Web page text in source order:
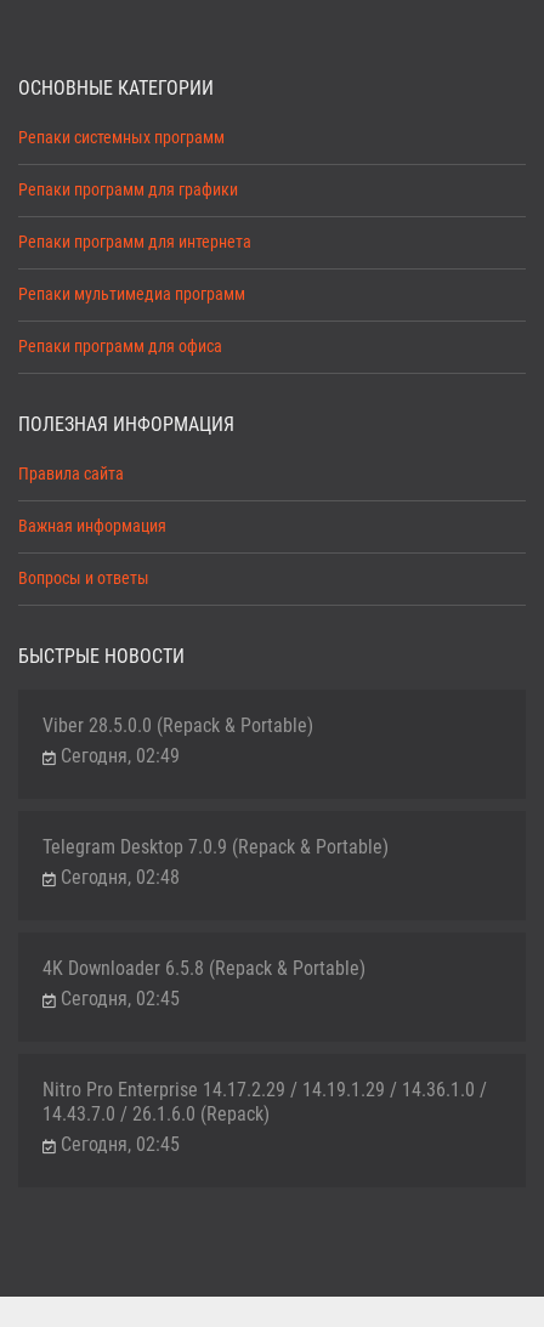
ОСНОВНЫЕ КАТЕГОРИИ
Репаки системных программ
Репаки программ для графики
Репаки программ для интернета
Репаки мультимедиа программ
Репаки программ для офиса
ПОЛЕЗНАЯ ИНФОРМАЦИЯ
Правила сайта
Важная информация
Вопросы и ответы
БЫСТРЫЕ НОВОСТИ
Viber 28.5.0.0 (Repack & Portable)
Сегодня, 02:49
Telegram Desktop 7.0.9 (Repack & Portable)
Сегодня, 02:48
4K Downloader 6.5.8 (Repack & Portable)
Сегодня, 02:45
Nitro Pro Enterprise 14.17.2.29 / 14.19.1.29 / 14.36.1.0 /
14.43.7.0 / 26.1.6.0 (Repack)
Сегодня, 02:45